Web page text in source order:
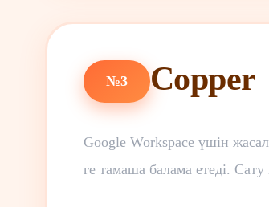
№3 Copper
Google Workspace үшін
ге тамаша балама етеді.